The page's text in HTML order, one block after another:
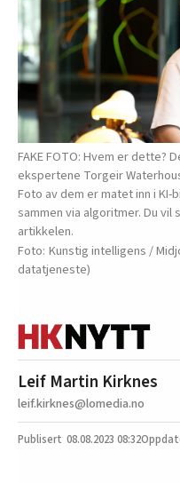
FAKE FOTO: Hvem er dette?
ekspertene Torgeir
Foto av dem er matet inn i
sammen via algoritmer. Du
artikkelen.
Kunstig intelligens /
datatjeneste)
Leif Martin Kirknes
leif.kirknes@lomedia.no
08.08.2023 08:32